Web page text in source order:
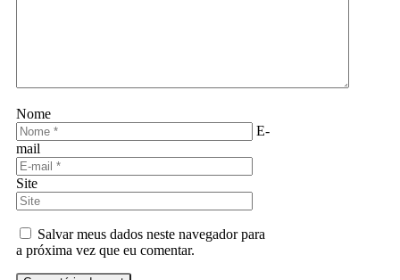
Nome
E-
mail
Site
Salvar meus dados neste navegador para
a próxima vez que eu comentar.